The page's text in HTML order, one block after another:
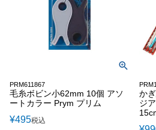
PRM611867
毛糸ボビン小62mm 10個 アソ
ートカラー Prym プリム
¥495税込
か
ジ